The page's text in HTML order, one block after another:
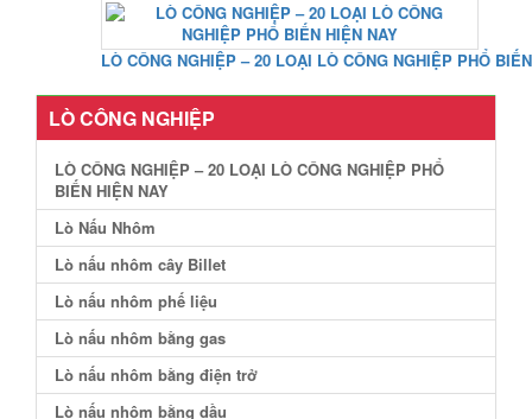
LÒ CÔNG NGHIỆP – 20 LOẠI LÒ CÔNG NGHIỆP PHỔ
LÒ CÔNG NGHIỆP
LÒ CÔNG NGHIỆP – 20 LOẠI LÒ CÔNG NGHIỆP PHỔ
BIẾN HIỆN NAY
Lò Nấu Nhôm
Lò nấu nhôm cây Billet
Lò nấu nhôm phế liệu
Lò nấu nhôm bằng gas
Lò nấu nhôm bằng điện trở
Lò nấu nhôm bằng dầu